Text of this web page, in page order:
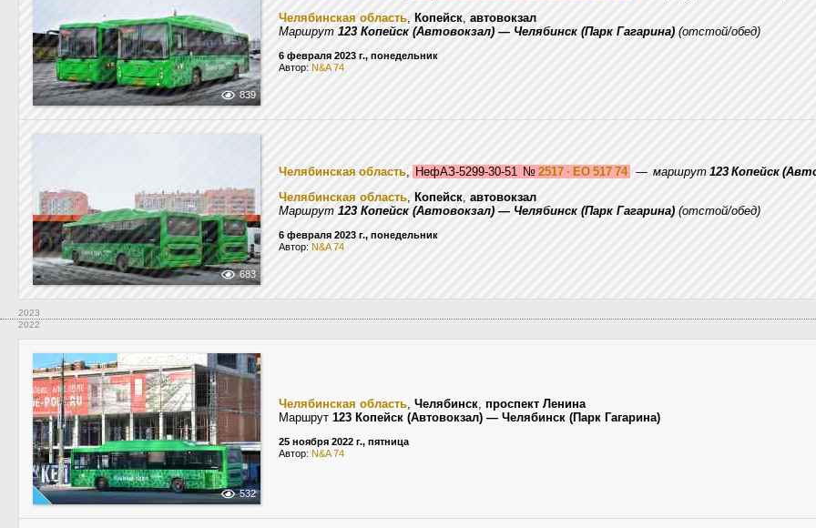
839
Челябинская область, Копейск, автовокзал
Маршрут 123 Копейск (Автовокзал) — Челябинск (Парк Гагарина) (отстой/обед)
6 февраля 2023 г., понедельник
Автор: N&A 74
683
Челябинская область, НефАЗ-5299-30-51 № 2517 · ЕО 517 74 — маршрут 123 Копейск
Челябинская область, Копейск, автовокзал
Маршрут 123 Копейск (Автовокзал) — Челябинск (Парк Гагарина) (отстой/обед)
6 февраля 2023 г., понедельник
Автор: N&A 74
2023
2022
532
Челябинская область, Челябинск, проспект Ленина
Маршрут 123 Копейск (Автовокзал) — Челябинск (Парк Гагарина)
25 ноября 2022 г., пятница
Автор: N&A 74